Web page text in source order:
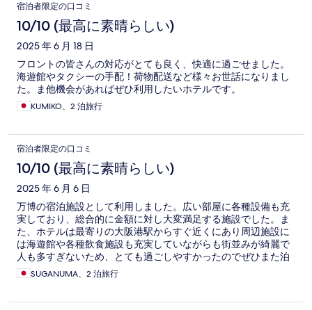
宿泊者限定の口コミ
10/10 (最高に素晴らしい)
2025 年 6 月 18 日
フロントの皆さんの対応がとても良く、快適に過ごせました。
海遊館やタクシーの手配！荷物配送など様々お世話になりまし
た。ま他機会があればぜひ利用したいホテルです。
KUMIKO、2 泊旅行
宿泊者限定の口コミ
10/10 (最高に素晴らしい)
2025 年 6 月 6 日
万博の宿泊施設として利用しました。広い部屋に各種設備も充
実しており、総合的に金額に対し大変満足する施設でした。ま
た、ホテルは最寄りの大阪港駅からすぐ近くにあり周辺施設に
は海遊館や各種飲食施設も充実していながらも街並みが綺麗で
人も多すぎないため、とても過ごしやすかったのでぜひまた泊
まりたいと思ってます。
SUGANUMA、2 泊旅行